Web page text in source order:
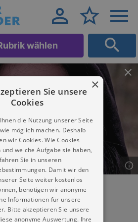
wählen
×
Sie unsere
Cookies
die Nutzung unserer Seite
möglich machen. Deshalb
wir Cookies. Wie Cookies
welche Aufgabe sie haben,
Sie in unseren
Damit wir den
Seite weiter kostenlos
benötigen wir anonyme
Informationen für unsere
Bitte akzeptieren Sie unsere
anonyme Auswertung. Ihre